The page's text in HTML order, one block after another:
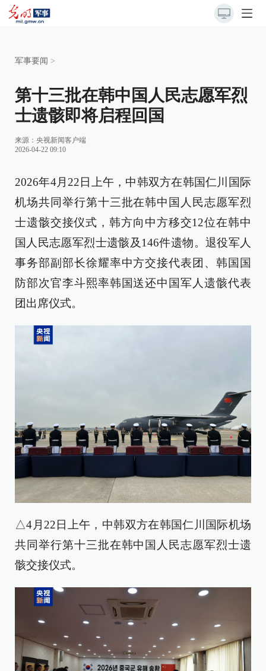
军事要闻 >
第十三批在韩中国人民志愿军烈
士遗骸即将启程回国
来源： 央视新闻客户端
2026-04-22 09:10
2026年4月22日上午，中韩双方在韩国仁川国际
机场共同举行第十三批在韩中国人民志愿军烈
士遗骸交接仪式，韩方向中方移交12位在韩中
国人民志愿军烈士遗骸及146件遗物。退役军人
事务部副部长徐耀率中方交接代表团、韩国国
防部次官李斗熙率韩国送还中国军人遗骸代表
团出席仪式。
△4月22日上午，中韩双方在韩国仁川国际机场
共同举行第十三批在韩中国人民志愿军烈士遗
骸交接仪式。